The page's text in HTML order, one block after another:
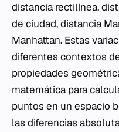
distancia rectilínea,
de ciudad, distancia
Manhattan. Estas
diferentes contextos
propiedades
matemática para
puntos en un espacio
las diferencias